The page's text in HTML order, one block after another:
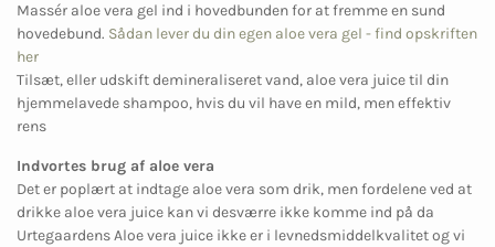
Massér aloe vera gel ind i hovedbunden for at fremme en sund
hovedebund. Sådan lever du din egen aloe vera gel - find opskriften
her
Tilsæt, eller udskift demineraliseret vand, aloe vera juice til din
hjemmelavede shampoo, hvis du vil have en mild, men effektiv
rens
Indvortes brug af aloe vera
Det er poplært at indtage aloe vera som drik, men fordelene ved at
drikke aloe vera juice kan vi desværre ikke komme ind på da
Urtegaardens Aloe vera juice ikke er i levnedsmiddelkvalitet og vi